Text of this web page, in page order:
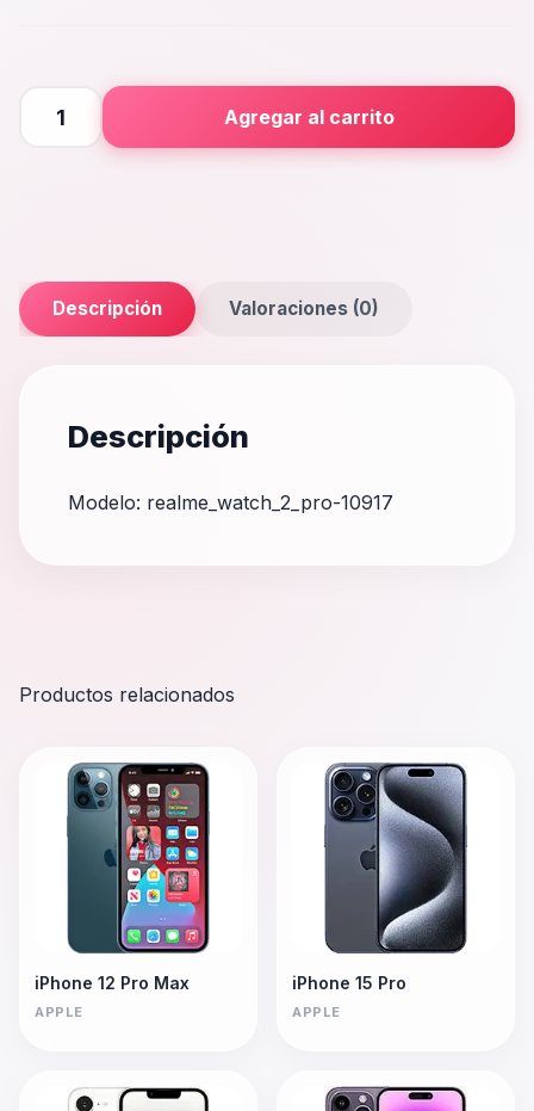
Placa Principal
Agregar al carrito
Descripción Valoraciones (0)
Descripción
Modelo: realme_watch_2_pro-10917
Productos relacionados
iPhone 12 Pro Max
APPLE
iPhone 15 Pro
APPLE